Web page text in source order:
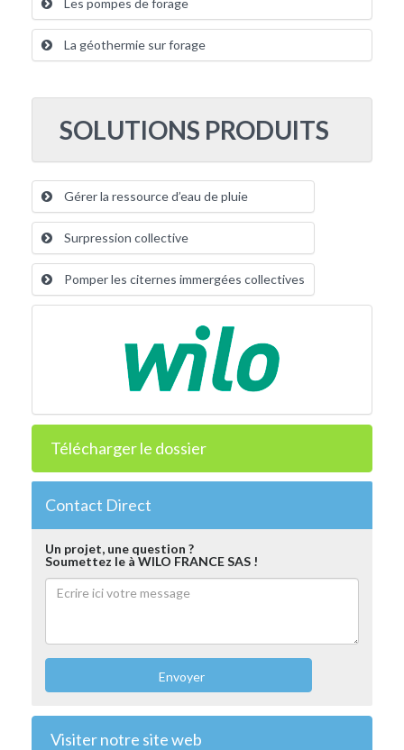
Les pompes de forage
La géothermie sur forage
SOLUTIONS PRODUITS
Gérer la ressource d’eau de pluie
Surpression collective
Pomper les citernes immergées collectives
Télécharger le dossier
Contact Direct
Un projet, une question ?
Soumettez le à WILO FRANCE SAS !
Envoyer
Visiter notre site web